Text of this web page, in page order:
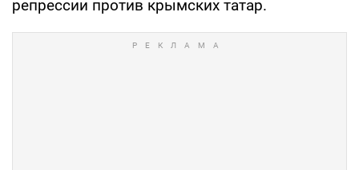
репрессии против крымских татар.